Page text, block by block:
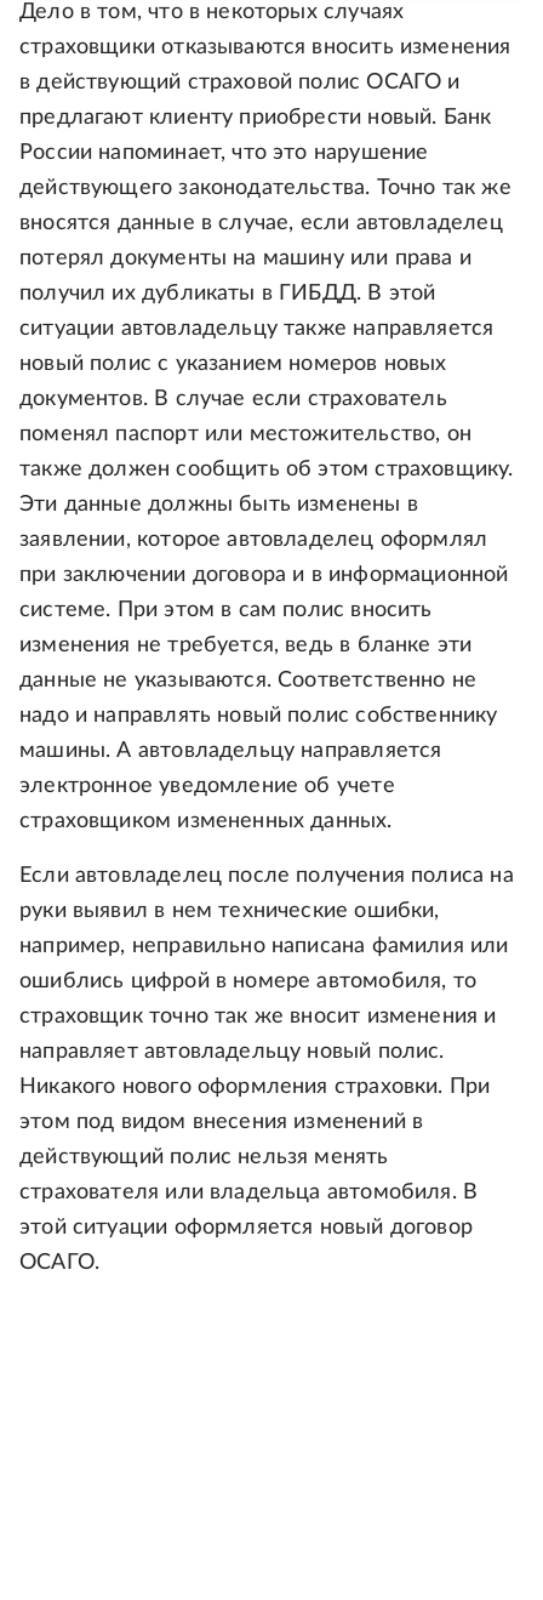
Дело в том, что в некоторых случаях
страховщики отказываются вносить изменения
в действующий страховой полис ОСАГО и
предлагают клиенту приобрести новый. Банк
России напоминает, что это нарушение
действующего законодательства. Точно так же
вносятся данные в случае, если автовладелец
потерял документы на машину или права и
получил их дубликаты в ГИБДД. В этой
ситуации автовладельцу также направляется
новый полис с указанием номеров новых
документов. В случае если страхователь
поменял паспорт или местожительство, он
также должен сообщить об этом страховщику.
Эти данные должны быть изменены в
заявлении, которое автовладелец оформлял
при заключении договора и в информационной
системе. При этом в сам полис вносить
изменения не требуется, ведь в бланке эти
данные не указываются. Соответственно не
надо и направлять новый полис собственнику
машины. А автовладельцу направляется
электронное уведомление об учете
страховщиком измененных данных.
Если автовладелец после получения полиса на
руки выявил в нем технические ошибки,
например, неправильно написана фамилия или
ошиблись цифрой в номере автомобиля, то
страховщик точно так же вносит изменения и
направляет автовладельцу новый полис.
Никакого нового оформления страховки. При
этом под видом внесения изменений в
действующий полис нельзя менять
страхователя или владельца автомобиля. В
этой ситуации оформляется новый договор
ОСАГО.